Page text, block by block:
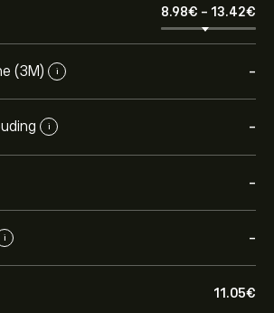
8.98‎€‎ - 13.42‎€‎
(3M) i -
i -
-
i -
11.05‎€‎